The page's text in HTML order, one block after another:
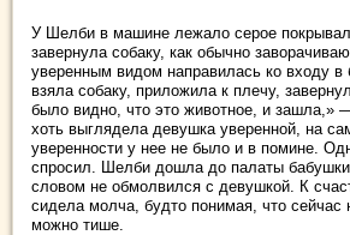
У Шелби в машине лежало серое
завернула собаку, как обычно
уверенным видом направилась ко входу в
взяла собаку, приложила к плечу,
было видно, что это животное, и зашла,»
хоть выглядела девушка уверенной, на
уверенности у нее не было и в помине.
спросил. Шелби дошла до палаты
словом не обмолвился с девушкой. К
сидела молча, будто понимая, что сейчас
можно тише.